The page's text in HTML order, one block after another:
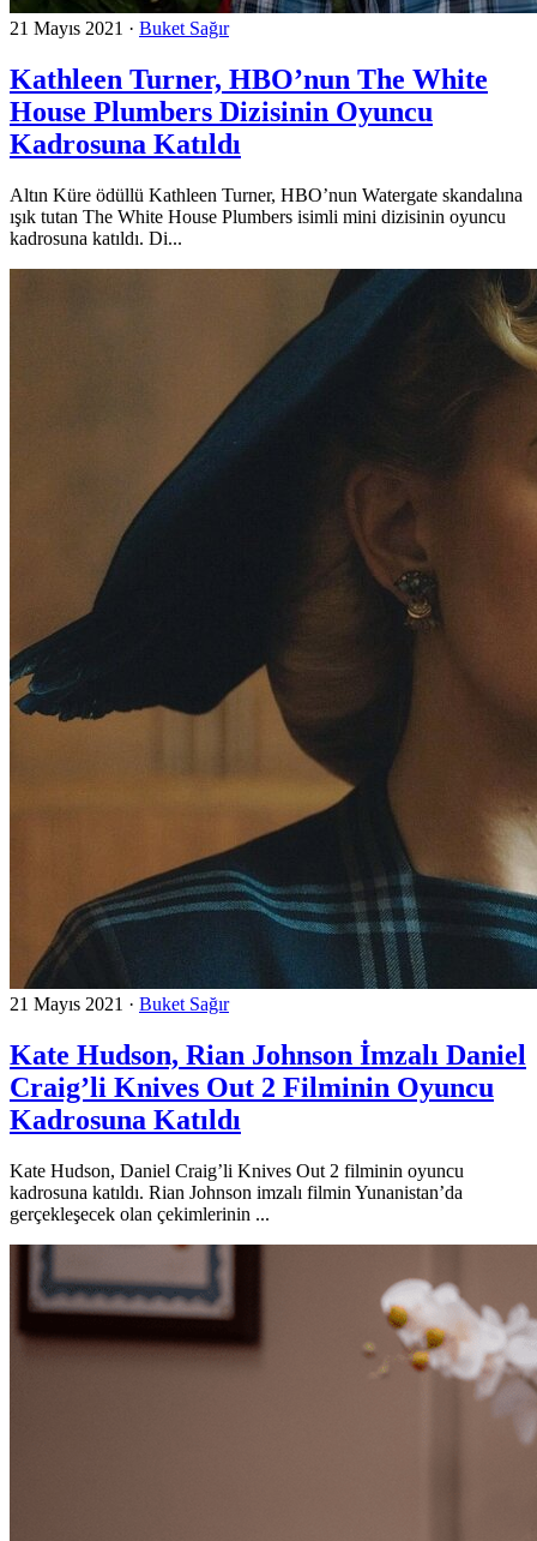
21 Mayıs 2021 · Buket Sağır
Kathleen Turner, HBO’nun The White
House Plumbers Dizisinin Oyuncu
Kadrosuna Katıldı
Altın Küre ödüllü Kathleen Turner, HBO’nun Watergate skandalına
ışık tutan The White House Plumbers isimli mini dizisinin oyuncu
kadrosuna katıldı. Di...
21 Mayıs 2021 · Buket Sağır
Kate Hudson, Rian Johnson İmzalı Daniel
Craig’li Knives Out 2 Filminin Oyuncu
Kadrosuna Katıldı
Kate Hudson, Daniel Craig’li Knives Out 2 filminin oyuncu
kadrosuna katıldı. Rian Johnson imzalı filmin Yunanistan’da
gerçekleşecek olan çekimlerinin ...